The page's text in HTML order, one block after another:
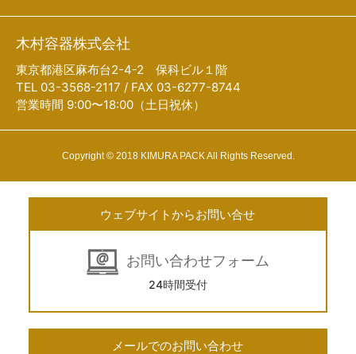
木村容器株式会社
東京都港区麻布台2-4-2 保科ビル１階
TEL 03-3568-2117 / FAX 03-6277-8744
営業時間 9:00〜18:00（土日祝休）
Copyright © 2018 KIMURA PACK All Rights Reserved.
ウェブサイトからお問い合せ
お問い合わせフォーム
24時間受付
メールでのお問い合わせ